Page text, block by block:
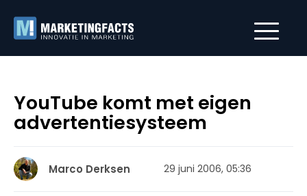
YouTube komt met eigen
advertentiesysteem
Marco Derksen 29 juni 2006, 05:36